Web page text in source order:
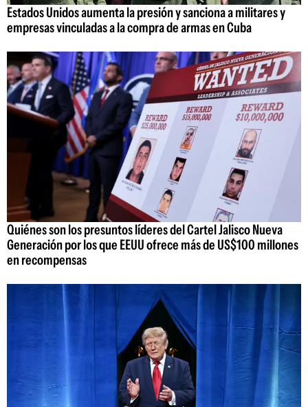
Estados Unidos aumenta la presión y sanciona a militares y
empresas vinculadas a la compra de armas en Cuba
Quiénes son los presuntos líderes del Cartel Jalisco Nueva
Generación por los que EEUU ofrece más de US$100 millones
en recompensas